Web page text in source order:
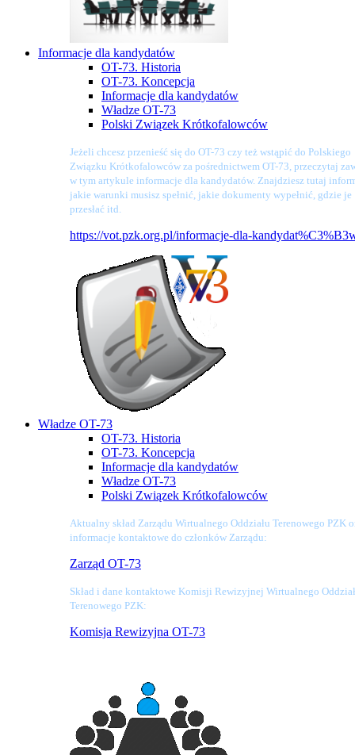
Informacje dla kandydatów
OT-73. Historia
OT-73. Koncepcja
Informacje dla kandydatów
Władze OT-73
Polski Związek Krótkofalowców
Jeżeli chcesz przenieść się do OT-73 czy też wstąpić do Polskiego
Związku Krótkofalowców za pośrednictwem OT-73, przeczytaj
w tym artykule informacje dla kandydatów. Znajdziesz tutaj
jakie warunki musisz spełnić, jakie dokumenty wypełnić, gdzie je
przesłać itd.
https://vot.pzk.org.pl/informacje-dla-
Władze OT-73
OT-73. Historia
OT-73. Koncepcja
Informacje dla kandydatów
Władze OT-73
Polski Związek Krótkofalowców
Aktualny skład Zarządu Wirtualnego Oddziału Terenowego PZK
informacje kontaktowe do członków Zarządu:
Zarząd OT-73
Skład i dane kontaktowe Komisji Rewizyjnej Wirtualnego
Terenowego PZK:
Komisja Rewizyjna OT-73